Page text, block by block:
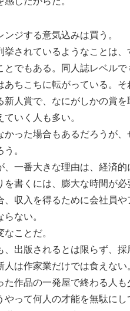
ジする意気込みは買う。
されているようなことは
とでもある。同人誌レベルで
ちこちに転がっている。そ
人賞で、なにがしかの賞
いく人も多い。
った場合もあるだろうが
。
一番大きな理由は、経済的
書くには、膨大な時間が
、収入を得るために会社員
ない。
ことだ。
出版されるとは限らず、
は作家業だけでは食えない
作品の一発屋で終わる人も
って何人の才能を無駄にし